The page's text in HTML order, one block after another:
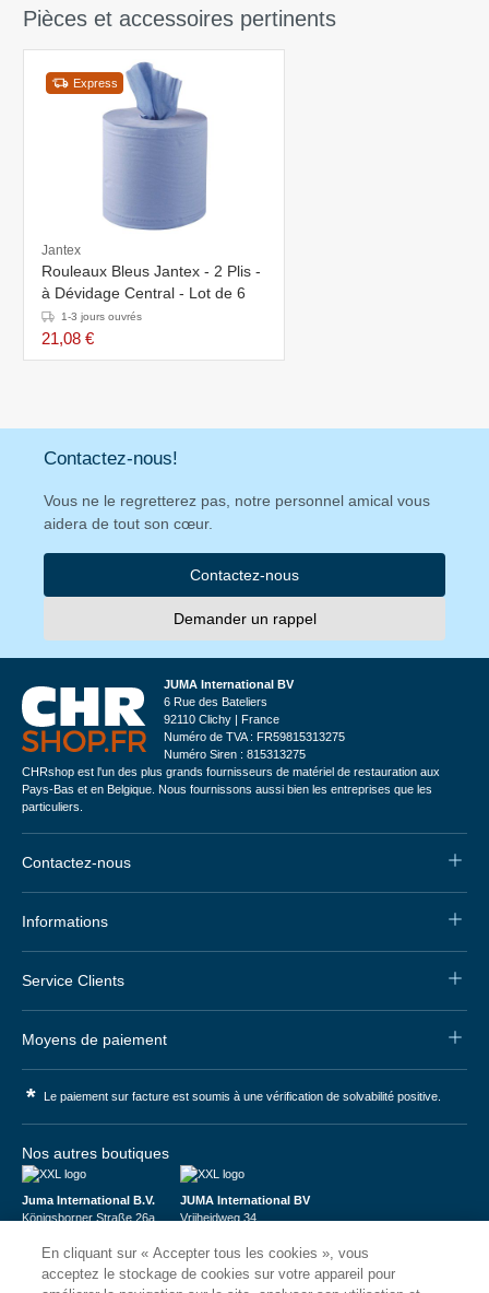
Pièces et accessoires pertinents
Express
Jantex
Rouleaux Bleus Jantex - 2 Plis -
à Dévidage Central - Lot de 6
1-3 jours ouvrés
21,08 €
Contactez-nous!
Vous ne le regretterez pas, notre personnel amical vous
aidera de tout son cœur.
Contactez-nous
Demander un rappel
JUMA International BV
6 Rue des Bateliers
92110 Clichy | France
Numéro de TVA : FR59815313275
Numéro Siren : 815313275
CHRshop est l'un des plus grands fournisseurs de matériel de restauration aux
Pays-Bas et en Belgique. Nous fournissons aussi bien les entreprises que les
particuliers.
Contactez-nous
Informations
Service Clients
Moyens de paiement
* Le paiement sur facture est soumis à une vérification de solvabilité positive.
Nos autres boutiques
Juma International B.V.
Königsborner Straße 26a
USt-ID: DE321159873
Handelsregister: 58573909
JUMA International BV
Vrijheidweg 34
BTW: NL853095048B01
K.V.K.: 58573909
En cliquant sur « Accepter tous les cookies », vous
acceptez le stockage de cookies sur votre appareil pour